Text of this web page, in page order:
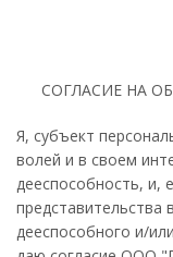
СОГЛАСИЕ НА
Я, субъект
волей и в своем
дееспособность, и,
представительства
дееспособного и/